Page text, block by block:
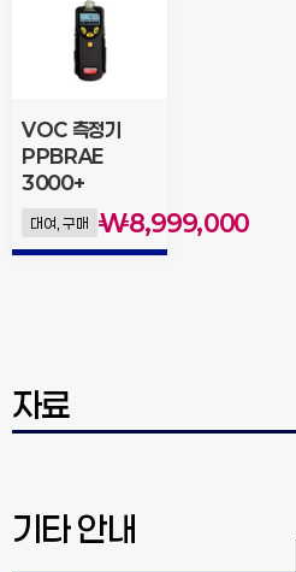
자료
VOC 측정기
PPBRAE
3000+
대여, 구매 ₩8,999,000
기타 안내